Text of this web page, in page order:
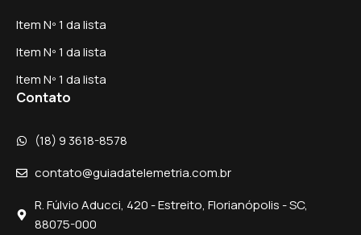
Item Nº 1 da lista
Item Nº 1 da lista
Item Nº 1 da lista
Contato
(18) 9 3618-8578
contato@guiadatelemetria.com.br
R. Fúlvio Aducci, 420 - Estreito, Florianópolis - SC,
88075-000